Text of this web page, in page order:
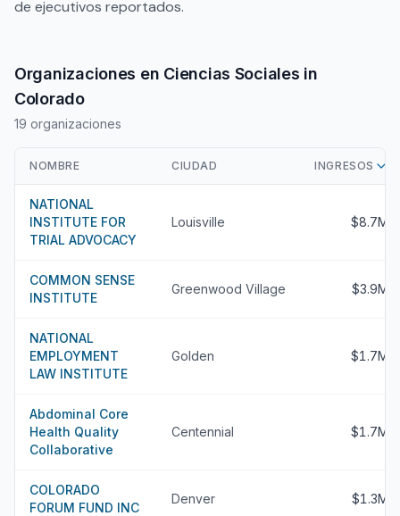
de ejecutivos reportados.
Organizaciones en Ciencias Sociales in
Colorado
19 organizaciones
NOMBRE CIUDAD INGRESOS
NATIONAL
INSTITUTE FOR
TRIAL ADVOCACY
Louisville $8.7M
COMMON SENSE
INSTITUTE
Greenwood Village $3.9M
NATIONAL
EMPLOYMENT
LAW INSTITUTE
Golden $1.7M
Abdominal Core
Health Quality
Collaborative
Centennial $1.7M
COLORADO
FORUM FUND INC
Denver $1.3M